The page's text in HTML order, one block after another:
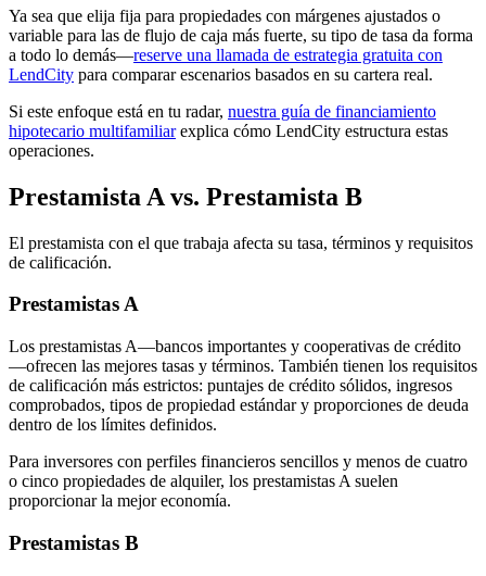
Ya sea que elija fija para propiedades con márgenes ajustados o
variable para las de flujo de caja más fuerte, su tipo de tasa da forma
a todo lo demás—reserve una llamada de estrategia gratuita con
LendCity para comparar escenarios basados en su cartera real.
Si este enfoque está en tu radar, nuestra guía de financiamiento
hipotecario multifamiliarexplica cómo LendCity estructura estas
operaciones.
Prestamista A vs. Prestamista B
El prestamista con el que trabaja afecta su tasa, términos y requisitos
de calificación.
Prestamistas A
Los prestamistas A—bancos importantes y cooperativas de crédito
—ofrecen las mejores tasas y términos. También tienen los requisitos
de calificación más estrictos: puntajes de crédito sólidos, ingresos
comprobados, tipos de propiedad estándar y proporciones de deuda
dentro de los límites definidos.
Para inversores con perfiles financieros sencillos y menos de cuatro
o cinco propiedades de alquiler, los prestamistas A suelen
proporcionar la mejor economía.
Prestamistas B